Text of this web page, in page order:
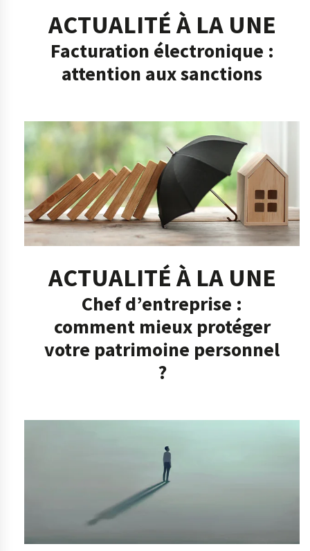
ACTUALITÉ À LA UNE
Facturation électronique :
attention aux sanctions
ACTUALITÉ À LA UNE
Chef d’entreprise :
comment mieux protéger
votre patrimoine personnel
?